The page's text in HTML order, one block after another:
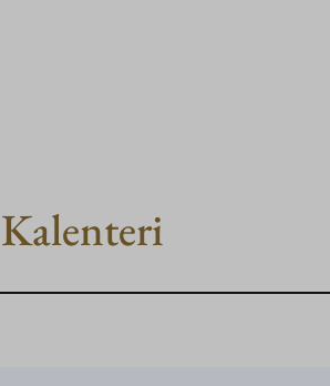
Kalenteri